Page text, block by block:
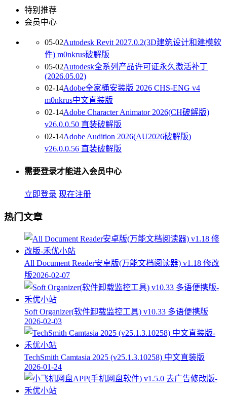
特别推荐
会员中心
05-02Autodesk Revit 2027.0.2(3D建筑设计和建模软
件) m0nkrus破解版
05-02Autodesk全系列产品许可证永久激活补丁
(2026.05.02)
02-14Adobe全家桶安装版 2026 CHS-ENG v4
m0nkrus中文直装版
02-14Adobe Character Animator 2026(CH破解版)
v26.0.0.50 直装破解版
02-14Adobe Audition 2026(AU2026破解版)
v26.0.0.56 直装破解版
需要登录才能进入会员中心
立即登录 现在注册
热门文章
All Document Reader安卓版(万能文档阅读器) v1.18 修改
版2026-02-07
Soft Organizer(软件卸载监控工具) v10.33 多语便携版
2026-02-03
TechSmith Camtasia 2025 (v25.1.3.10258) 中文直装版
2026-01-24